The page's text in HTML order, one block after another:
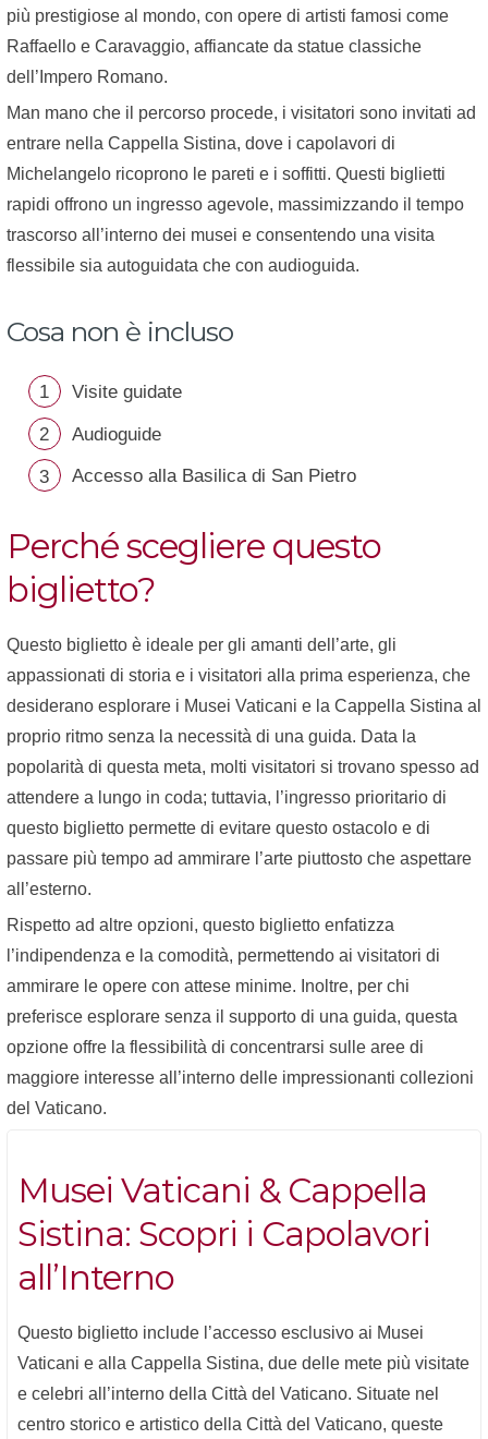
più prestigiose al mondo, con opere di artisti famosi come
Raffaello e Caravaggio, affiancate da statue classiche
dell’Impero Romano.
Man mano che il percorso procede, i visitatori sono invitati ad
entrare nella Cappella Sistina, dove i capolavori di
Michelangelo ricoprono le pareti e i soffitti. Questi biglietti
rapidi offrono un ingresso agevole, massimizzando il tempo
trascorso all’interno dei musei e consentendo una visita
flessibile sia autoguidata che con audioguida.
Cosa non è incluso
Visite guidate
Audioguide
Accesso alla Basilica di San Pietro
Perché scegliere questo
biglietto?
Questo biglietto è ideale per gli amanti dell’arte, gli
appassionati di storia e i visitatori alla prima esperienza, che
desiderano esplorare i Musei Vaticani e la Cappella Sistina al
proprio ritmo senza la necessità di una guida. Data la
popolarità di questa meta, molti visitatori si trovano spesso ad
attendere a lungo in coda; tuttavia, l’ingresso prioritario di
questo biglietto permette di evitare questo ostacolo e di
passare più tempo ad ammirare l’arte piuttosto che aspettare
all’esterno.
Rispetto ad altre opzioni, questo biglietto enfatizza
l’indipendenza e la comodità, permettendo ai visitatori di
ammirare le opere con attese minime. Inoltre, per chi
preferisce esplorare senza il supporto di una guida, questa
opzione offre la flessibilità di concentrarsi sulle aree di
maggiore interesse all’interno delle impressionanti collezioni
del Vaticano.
Musei Vaticani & Cappella
Sistina: Scopri i Capolavori
all’Interno
Questo biglietto include l’accesso esclusivo ai Musei
Vaticani e alla Cappella Sistina, due delle mete più visitate
e celebri all’interno della Città del Vaticano. Situate nel
centro storico e artistico della Città del Vaticano, queste